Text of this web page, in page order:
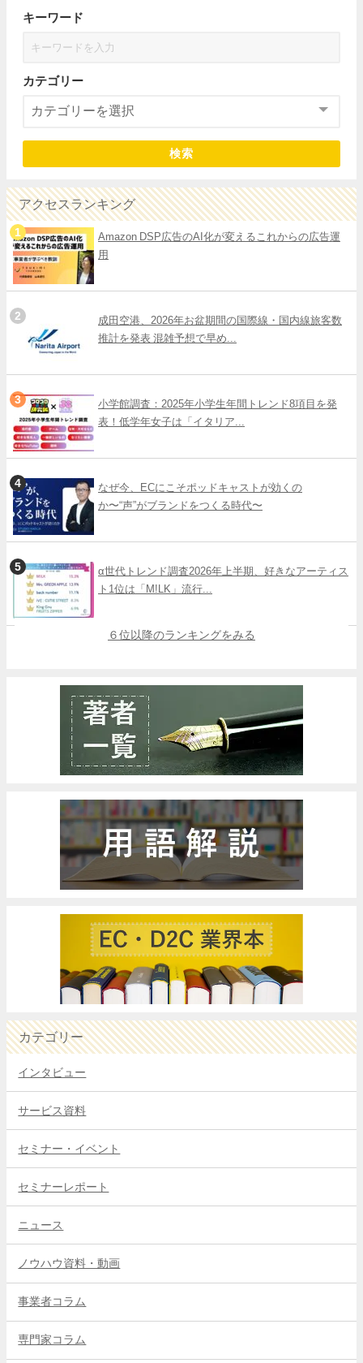
キーワード
カテゴリー
検索
アクセスランキング
Amazon DSP広告のAI化が変えるこれからの広告運
用
成田空港、2026年お盆期間の国際線・国内線旅客数
推計を発表 混雑予想で早め...
小学館調査：2025年小学生年間トレンド8項目を発
表！低学年女子は「イタリア...
なぜ今、ECにこそポッドキャストが効くの
か〜“声”がブランドをつくる時代〜
α世代トレンド調査2026年上半期、好きなアーティス
ト1位は「M!LK」流行...
６位以降のランキングをみる
カテゴリー
インタビュー
サービス資料
セミナー・イベント
セミナーレポート
ニュース
ノウハウ資料・動画
事業者コラム
専門家コラム